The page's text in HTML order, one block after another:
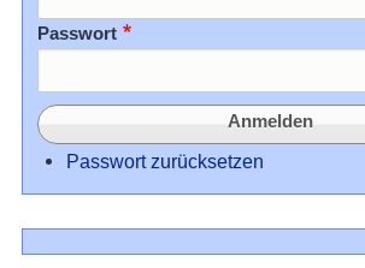
Passwort
Passwort zurücksetzen